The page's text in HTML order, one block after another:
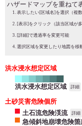
ハザードマップを重ねて
表示したい[区域名]を選択（複数
[表示]をクリック（該当区域が
[詳細]で透過率を変更可能
選択区域を変更したり地図を移
洪水浸水想定区域
洪水浸水想定区域 詳細
土砂災害危険個所
土石流危険渓流
詳細
急傾斜地崩壊危険箇